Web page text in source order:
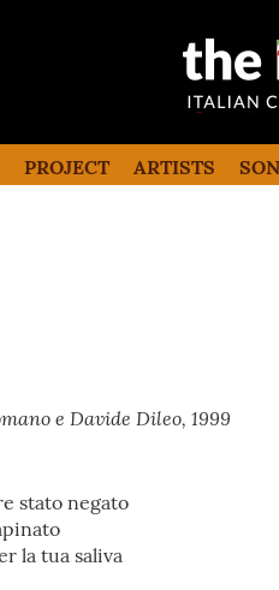
the
PROJECT ARTISTS
e Davide Dileo, 1999
stato negato
la tua saliva